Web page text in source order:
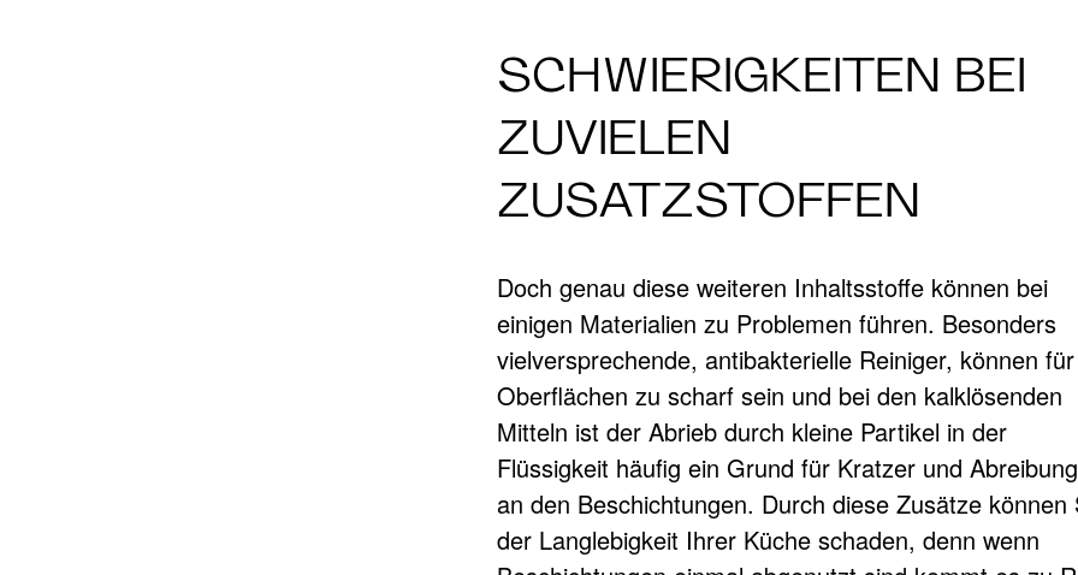
SCHWIERIGKEITEN BEI
ZUVIELEN
ZUSATZSTOFFEN
Doch genau diese weiteren Inhaltsstoffe können bei
einigen Materialien zu Problemen führen. Besonders
vielversprechende, antibakterielle Reiniger, können
Oberflächen zu scharf sein und bei den kalklösenden
Mitteln ist der Abrieb durch kleine Partikel in der
Flüssigkeit häufig ein Grund für Kratzer und
an den Beschichtungen. Durch diese Zusätze können
der Langlebigkeit Ihrer Küche schaden, denn wenn